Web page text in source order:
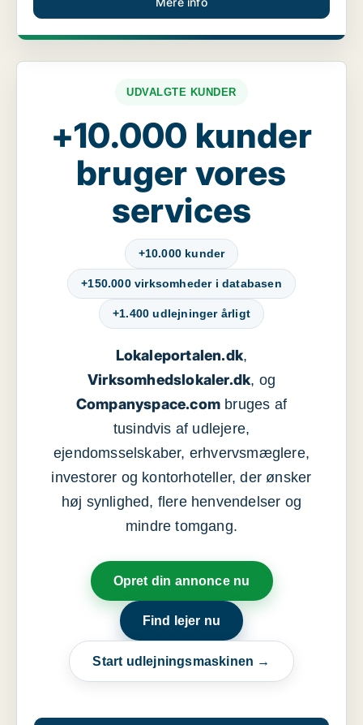
UDVALGTE KUNDER
+10.000 kunder
bruger vores
services
+10.000 kunder
+150.000 virksomheder i databasen
+1.400 udlejninger årligt
Lokaleportalen.dk,
Virksomhedslokaler.dk, og
Companyspace.com bruges af
tusindvis af udlejere,
ejendomsselskaber, erhvervsmæglere,
investorer og kontorhoteller, der ønsker
høj synlighed, flere henvendelser og
mindre tomgang.
Opret din annonce nu
Find lejer nu
Start udlejningsmaskinen →